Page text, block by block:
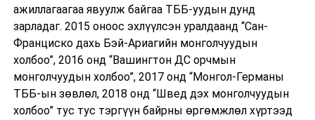
ажиллагаагаа явуулж байгаа ТББ-уудын дунд
зарладаг. 2015 оноос эхлүүлсэн уралдаанд “Сан-
Франциско дахь Бэй-Ариагийн монголчуудын
холбоо”, 2016 онд “Вашингтон ДС орчмын
монголчуудын холбоо”, 2017 онд “Монгол-Германы
ТББ-ын зөвлөл, 2018 онд “Швед дэх монголчуудын
холбоо” тус тус тэргүүн байрны өргөмжлөл хүртээд